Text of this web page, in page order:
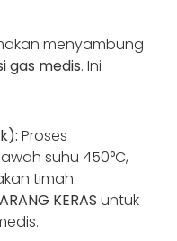
menyambung
gas medis. Ini
Proses
suhu 450°C,
timah.
KERAS untuk